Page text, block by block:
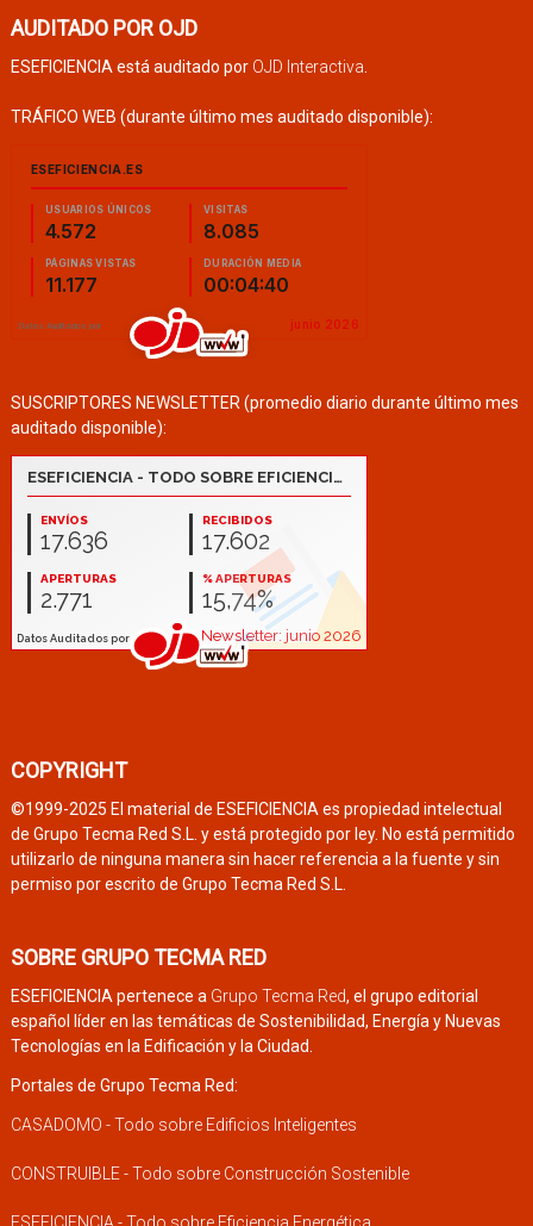
AUDITADO POR OJD
ESEFICIENCIA está auditado por OJD Interactiva.
TRÁFICO WEB (durante último mes auditado disponible):
SUSCRIPTORES NEWSLETTER (promedio diario durante último mes
auditado disponible):
COPYRIGHT
©1999-2025 El material de ESEFICIENCIA es propiedad intelectual
de Grupo Tecma Red S.L. y está protegido por ley. No está permitido
utilizarlo de ninguna manera sin hacer referencia a la fuente y sin
permiso por escrito de Grupo Tecma Red S.L.
SOBRE GRUPO TECMA RED
ESEFICIENCIA pertenece a Grupo Tecma Red, el grupo editorial
español líder en las temáticas de Sostenibilidad, Energía y Nuevas
Tecnologías en la Edificación y la Ciudad.
Portales de Grupo Tecma Red:
CASADOMO - Todo sobre Edificios Inteligentes
CONSTRUIBLE - Todo sobre Construcción Sostenible